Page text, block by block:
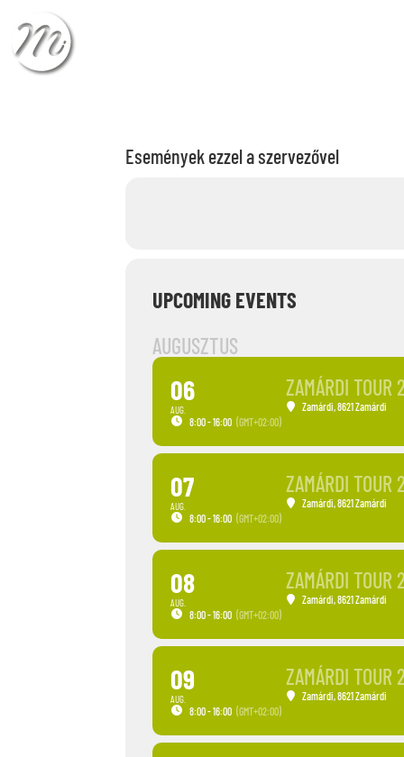
Események ezzel a szervezővel
UPCOMING EVENTS
AUGUSZTUS
06
AUG.
8:00 - 16:00 (GMT+02:00)
ZAMÁRDI TOUR
Zamárdi , 8621 Zamárdi
07
AUG.
8:00 - 16:00 (GMT+02:00)
ZAMÁRDI TOUR
Zamárdi , 8621 Zamárdi
08
AUG.
8:00 - 16:00 (GMT+02:00)
ZAMÁRDI TOUR
Zamárdi , 8621 Zamárdi
09
AUG.
8:00 - 16:00 (GMT+02:00)
ZAMÁRDI TOUR
Zamárdi , 8621 Zamárdi